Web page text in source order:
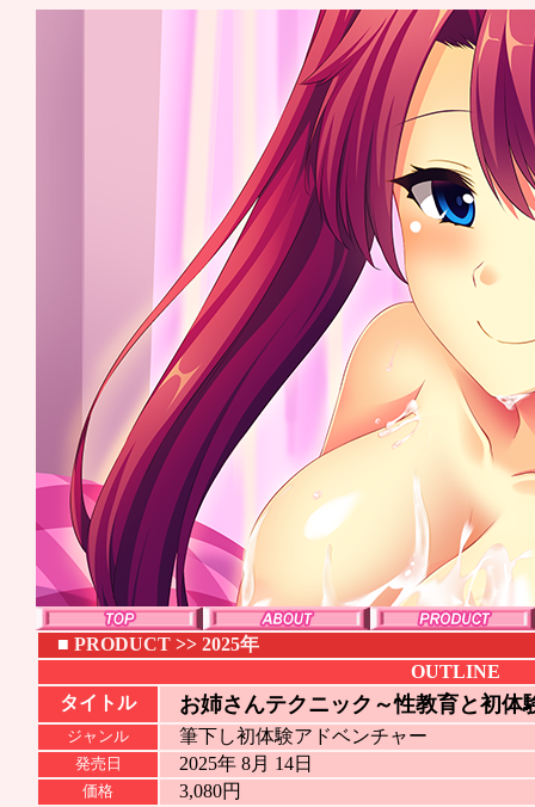
■ PRODUCT >> 2025年
OUTLINE
タイトル
お姉さんテクニック～性教育と初体
ジャンル 筆下し初体験アドベンチャー
発売日 2025年 8月 14日
価格 3,080円